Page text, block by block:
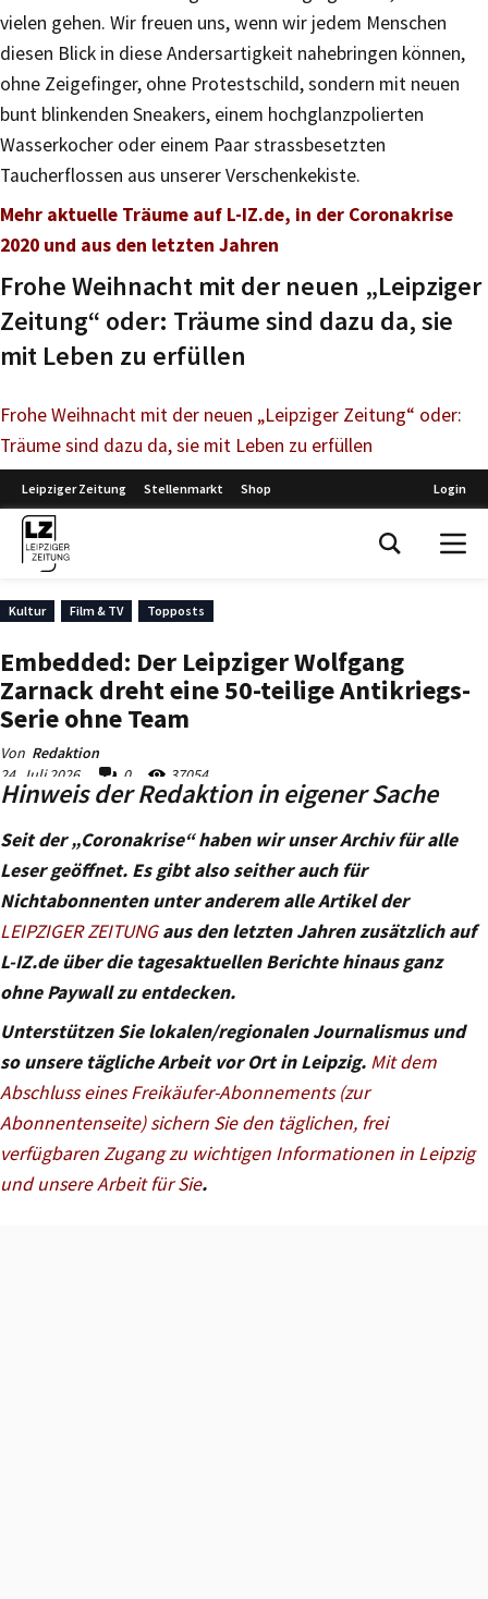
vielen gehen. Wir freuen uns, wenn wir jedem Menschen
diesen Blick in diese Andersartigkeit nahebringen können,
ohne Zeigefinger, ohne Protestschild, sondern mit neuen
bunt blinkenden Sneakers, einem hochglanzpolierten
Wasserkocher oder einem Paar strassbesetzten
Taucherflossen aus unserer Verschenkekiste.
Mehr aktuelle Träume auf L-IZ.de, in der Coronakrise
2020 und aus den letzten Jahren
Frohe Weihnacht mit der neuen „Leipziger
Zeitung“ oder: Träume sind dazu da, sie
mit Leben zu erfüllen
Frohe Weihnacht mit der neuen „Leipziger Zeitung“ oder:
Träume sind dazu da, sie mit Leben zu erfüllen
Hinweis der Redaktion in eigener Sache
Seit der „Coronakrise“ haben wir unser Archiv für alle
Leser geöffnet. Es gibt also seither auch für
Nichtabonnenten unter anderem alle Artikel der
LEIPZIGER ZEITUNGaus den letzten Jahren zusätzlich auf
L-IZ.de über die tagesaktuellen Berichte hinaus ganz
ohne Paywall zu entdecken.
Unterstützen Sie lokalen/regionalen Journalismus und
so unsere tägliche Arbeit vor Ort in Leipzig. Mit dem
Abschluss eines Freikäufer-Abonnements (zur
Abonnentenseite) sichern Sie den täglichen, frei
verfügbaren Zugang zu wichtigen Informationen in Leipzig
und unsere Arbeit für Sie.